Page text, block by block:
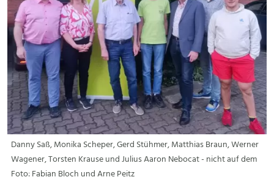
Danny Saß, Monika Scheper, Gerd Stühmer, Matthias Braun, Werner
Wagener, Torsten Krause und Julius Aaron Nebocat - nicht auf dem